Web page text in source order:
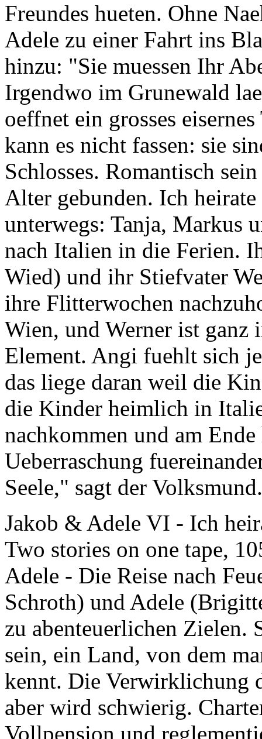
Freundes hueten. Ohne
Adele zu einer Fahrt ins
hinzu: "Sie muessen Ihr
Irgendwo im Grunewald
oeffnet ein grosses
kann es nicht fassen: sie
Schlosses. Romantisch
Alter gebunden. Ich
unterwegs: Tanja, Markus
nach Italien in die Ferien.
Wied) und ihr Stiefvater
ihre Flitterwochen
Wien, und Werner ist
Element. Angi fuehlt sich
das liege daran weil die
die Kinder heimlich in
nachkommen und am
Ueberraschung
Seele," sagt der Volksmund.
Jakob & Adele VI - Ich
Two stories on one tape,
Adele - Die Reise nach
Schroth) und Adele
zu abenteuerlichen Zielen.
sein, ein Land, von dem
kennt. Die Verwirklichung
aber wird schwierig.
Vollpension und